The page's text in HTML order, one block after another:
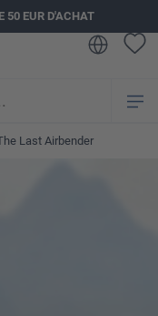
50 EUR D'ACHAT
Last Airbender